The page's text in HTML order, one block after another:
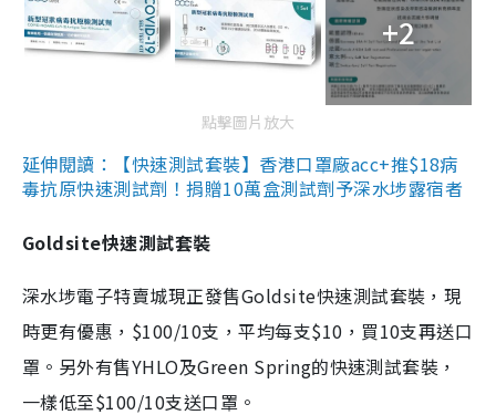
+2
點擊圖片放大
延伸閱讀：【快速測試套裝】香港口罩廠acc+推$18病
毒抗原快速測試劑！捐贈10萬盒測試劑予深水埗露宿者
Goldsite快速測試套裝
深水埗電子特賣城現正發售Goldsite快速測試套裝，現
時更有優惠，$100/10支，平均每支$10，買10支再送口
罩。另外有售YHLO及Green Spring的快速測試套裝，
一樣低至$100/10支送口罩。